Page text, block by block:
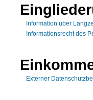
Information über
Informationsrecht des
Externer